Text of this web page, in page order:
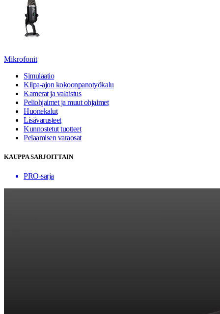
Mikrofonit
Simulaatio
Kilpa-ajon kokoonpanotyökalu
Kamerat ja valaistus
Peliohjaimet ja muut ohjaimet
Huonekalut
Lisävarusteet
Kunnostetut tuotteet
Pelaamisen varaosat
KAUPPA SARJOITTAIN
PRO-sarja